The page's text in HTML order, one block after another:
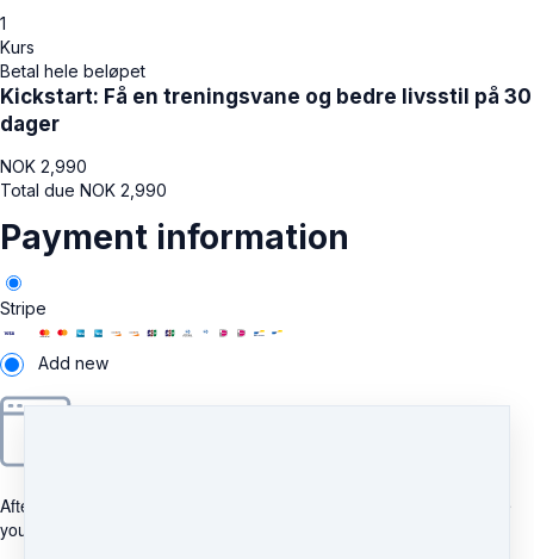
1
Kurs
Betal hele beløpet
Kickstart: Få en treningsvane og bedre livsstil på 30
dager
NOK 2,990
Total due NOK 2,990
Payment information
Stripe
Add new
After clicking "Pay", you will be redirected to Bancontact to complete
your purchase securely.